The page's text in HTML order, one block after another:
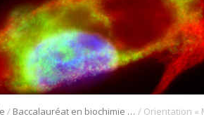
/ Baccalauréat en biochimie et médecine moléculaire /